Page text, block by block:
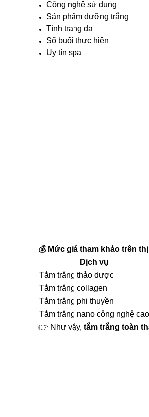
Công nghệ sử dụng
Sản phẩm dưỡng trắng
Tình trạng da
Số buổi thực hiện
Uy tín spa
💰 Mức giá tham khảo trên
Dịch vụ
Tắm trắng thảo dược
Tắm trắng collagen
Tắm trắng phi thuyền
Tắm trắng nano công nghệ cao
👉 Như vậy, tắm trắng toàn